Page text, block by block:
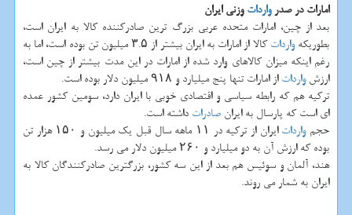
امارات در صدروارداتوزنی ایران
بعد از چین، امارات متحده عربی بزرگ ترین صادركننده كالا به ایران است،
بطوریكهواردات
كالا از امارات به ایران بیشتر از ۳.۵ میلیون تن بوده است، اما به
رغم اینكه میزان كالاهای وارد شده از امارات در این مدت بیشتر از چین است،
ارزشوارداتاز امارات تنها پنج میلیارد و ۹۱۸ میلیون دلار بوده است.
تركیه هم كه رابطه سیاسی و اقتصادی خوبی با ایران دارد، سومین كشور عمده
ای است كه پارسال به ایران صادرات داشته است.
حجمواردات
ایران از تركیه در ۱۱ ماهه سال قبل یك میلیون و ۱۵۰ هزار تن
بوده كه ارزش آن به دو میلیارد و ۲۶۰ میلیون دلار می رسد.
هند، آلمان و سوئیس هم بعد از این سه كشور، بزرگترین صادركنندگان كالا به
ایران به شمار می روند.